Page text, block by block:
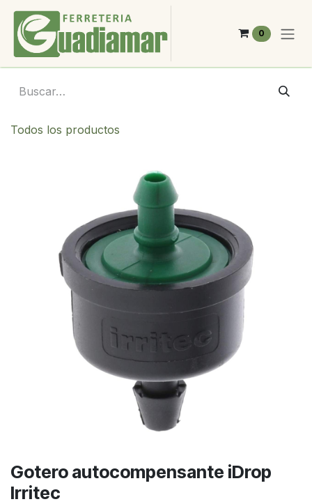
Ir al contenido
0
Todos los productos
Gotero autocompensante iDrop
Irritec